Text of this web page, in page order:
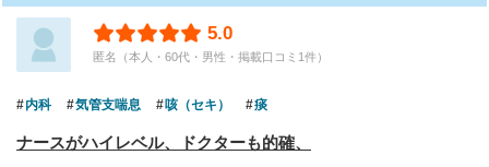
5.0
匿名（本人・60代・男性・掲載口コミ1件）
内科 気管支喘息 咳（セキ） 痰
ナースがハイレベル、ドクターも的確、